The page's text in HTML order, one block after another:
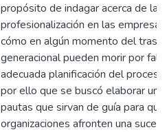
propósito de indagar acerca de la
profesionalización en las
cómo en algún momento del
generacional pueden morir por
adecuada planificación del
por ello que se buscó elaborar
pautas que sirvan de guía para
organizaciones afronten una